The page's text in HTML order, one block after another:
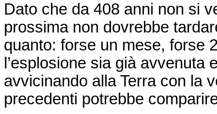
Dato che da 408 anni non si
prossima non dovrebbe
quanto: forse un mese, forse
l’esplosione sia già avvenuta
avvicinando alla Terra con la
precedenti potrebbe